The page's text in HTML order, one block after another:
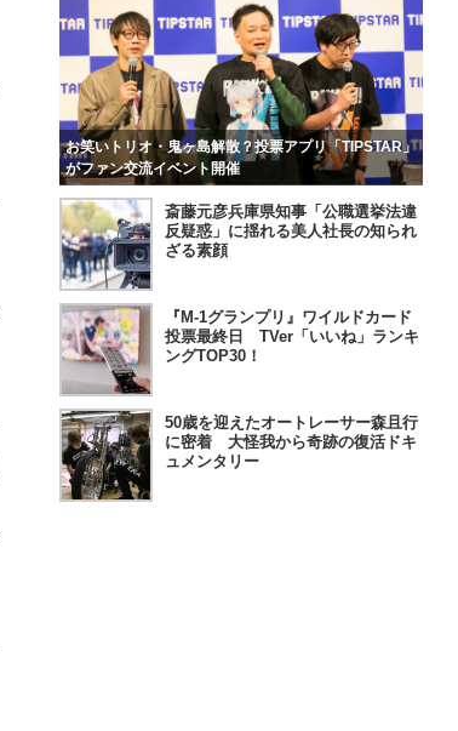
お笑いトリオ・鬼ヶ島解散？投票アプリ「TIPSTAR」
がファン交流イベント開催
斎藤元彦兵庫県知事「公職選挙法違
反疑惑」に揺れる美人社長の知られ
ざる素顔
『M-1グランプリ』ワイルドカード
投票最終日 TVer「いいね」ランキ
ングTOP30！
50歳を迎えたオートレーサー森且行
に密着 大怪我から奇跡の復活ドキ
ュメンタリー